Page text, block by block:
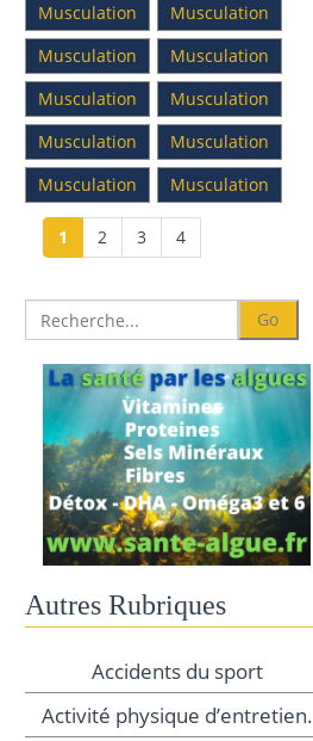
Musculation
Musculation
Musculation
Musculation
Musculation
Musculation
Musculation
Musculation
Musculation
Musculation
1 2 3 4
Autres Rubriques
Accidents du sport
Activité physique d’entretien.